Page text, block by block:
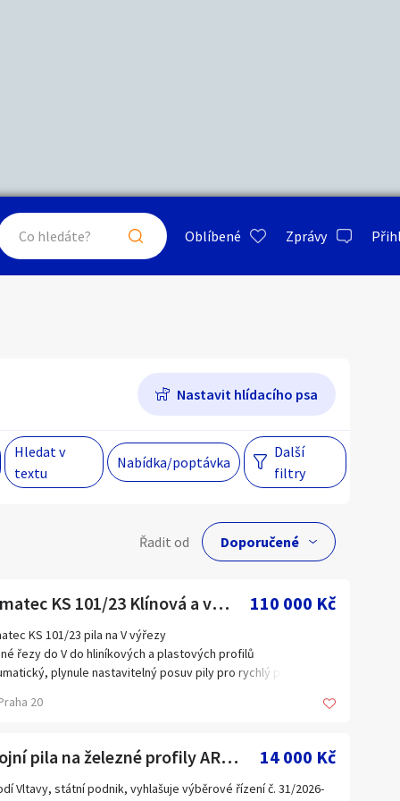
Oblíbené Zprávy
a nářadí
Nastavit hlídacího psa
cena
Hlavní město Praha
Liberecký kraj
Olomoucký kraj
Hledat v
textu
Nabídka/poptávka
Další
filtry
Řadit od
elumatec KS 101/23 Klínová a vyřezávací pila 110 000 Kč
KS 101/23 pila na V výřezy
řezy do V do hliníkových a plastových profilů
plynule nastavitelný posuv pily pro rychlý průběh
nastavení hloubky řezu
postřikovacím zařízením
řezu 60 mm, výška profilu 100 mm
20
Strojní pila na železné profily ARG 230 Plus 14 000 Kč
Vltavy, státní podnik, vyhlašuje výběrové řízení č. 31/2026-
Kč
Hlavní město Praha
Jihomoravský kraj
Večer
materiálů a upozornění.